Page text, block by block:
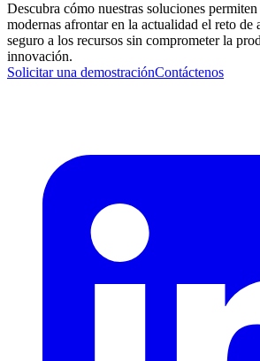
Descubra cómo nuestras soluciones permiten
modernas afrontar en la actualidad el reto de
seguro a los recursos sin comprometer la
innovación.
Solicitar una demostraciónContáctenos